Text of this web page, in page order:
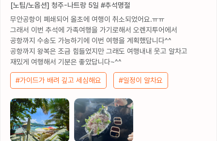
[노팁/노옵션] 청주-나트랑 5일 #추석명절
무안공항이 폐쇄되어 올초에 여행이 취소되었어요.ㅠㅠ
그래서 이번 추석에 가족여행을 가기로해서 오렌지투어에서
공항까지 수송도 가능하기에 이번 여행을 계획했답니다^^
공항까지 왕복은 조금 힘들었지만 그래도 여행내내 웃고 알차고
재밌게 여행해서 기분은 좋았답니다~^^
#가이드가 배려 깊고 세심해요 #일정이 알차요